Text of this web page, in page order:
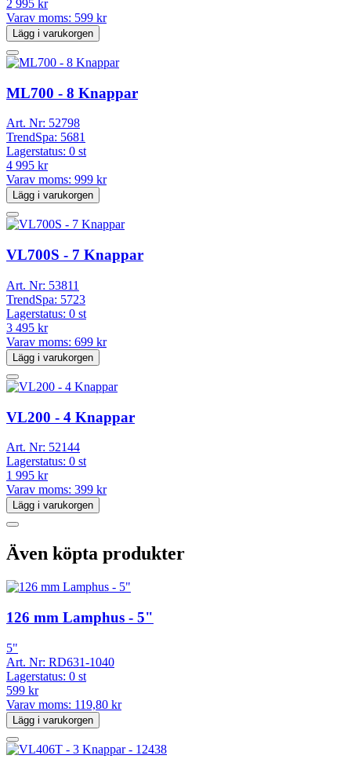
2 995 kr
Varav moms: 599 kr
Lägg i varukorgen
ML700 - 8 Knappar
Art. Nr: 52798
TrendSpa: 5681
Lagerstatus: 0 st
4 995 kr
Varav moms: 999 kr
Lägg i varukorgen
VL700S - 7 Knappar
Art. Nr: 53811
TrendSpa: 5723
Lagerstatus: 0 st
3 495 kr
Varav moms: 699 kr
Lägg i varukorgen
VL200 - 4 Knappar
Art. Nr: 52144
Lagerstatus: 0 st
1 995 kr
Varav moms: 399 kr
Lägg i varukorgen
Även köpta produkter
126 mm Lamphus - 5"
5"
Art. Nr: RD631-1040
Lagerstatus: 0 st
599 kr
Varav moms: 119,80 kr
Lägg i varukorgen